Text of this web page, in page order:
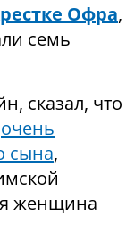
Офра,
семь
сказал, что
очень
сына,
женщина